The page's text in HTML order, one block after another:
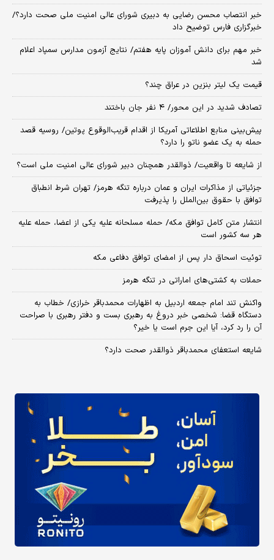
خبر انتصاب محسن رضایی به دبیری شورای عالی امنیت ملی صحت دارد؟/
خبرگزاری فارس توضیح داد
خبر مهم برای دانش آموزان پایه هفتم/ نتایج آزمون مدارس سمپاد اعلام
شد
قیمت یک لیتر بنزین در عراق چند؟
تصادف شدید در این محور/ ۴ نفر جان باختند
پیش‌بینی منابع اطلاعاتی آمریکا از اقدام قریب‌الوقوع پوتین/ روسیه قصد
حمله به یک عضو ناتو را دارد؟
از شایعه تا واقعیت/ ذوالقدر همچنان دبیر شورای ‌عالی امنیت ملی است؟
جزئیاتی از مذاکرات ایران و عمان درباره تنگه هرمز/ تهران شرط انطباق
توافق با حقوق بین‌الملل را پذیرفت
انتشار متن کامل توافق مکه/ حمله مسلحانه علیه یکی از اعضا، حمله علیه
هر سه کشور است
توئیت اسحاق دار پس از امضای توافق دفاعی مکه
حملات به کشتی‌های اماراتی در تنگه هرمز
واکنش تند امام جمعه اردبیل به اظهارات محمدباقر خرازی/ خطاب به
دستگاه قضا: شخصی خبر دروغ به رهبری بست و دفتر رهبری با صراحت
آن را رد کرد، آیا این جرم است یا خیر؟
شایعه استعفای محمدباقر ذوالقدر صحت دارد؟